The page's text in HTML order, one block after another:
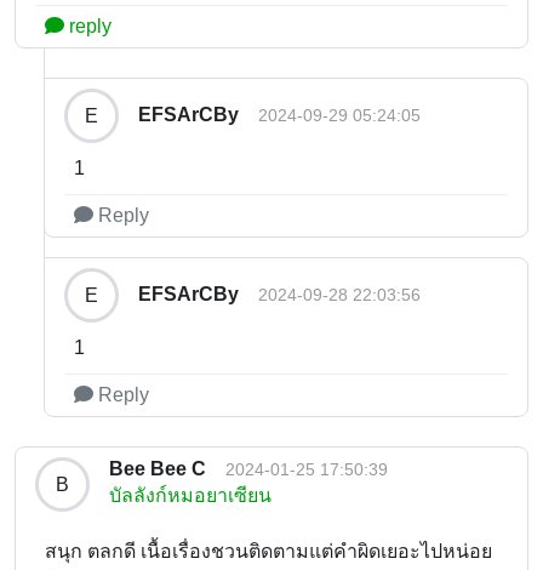
reply
E EFSArCBy 2024-09-29 05:24:05
1
Reply
E EFSArCBy 2024-09-28 22:03:56
1
Reply
B
Bee Bee C 2024-01-25 17:50:39
บัลลังก์หมอยาเซียน
สนุก ตลกดี เนื้อเรื่องชวนติดตามแต่คำผิดเยอะไปหน่อย